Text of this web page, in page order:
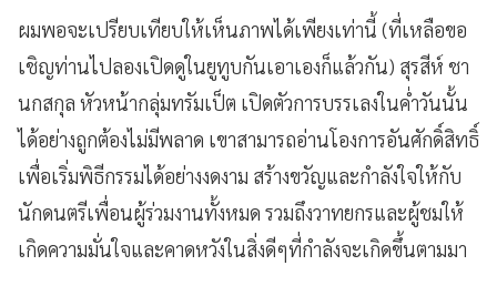
ผมพอจะเปรียบเทียบให้เห็นภาพได้เพียงเท่านี้ (ที่เหลือขอ
เชิญท่านไปลองเปิดดูในยูทูบกันเอาเองก็แล้วกัน) สุรสีห์ ชา
นกสกุล หัวหน้ากลุ่มทรัมเป็ต เปิดตัวการบรรเลงในค่ำวันนั้น
ได้อย่างถูกต้องไม่มีพลาด เขาสามารถอ่านโองการอันศักดิ์สิทธิ์
เพื่อเริ่มพิธีกรรมได้อย่างงดงาม สร้างขวัญและกำลังใจให้กับ
นักดนตรีเพื่อนผู้ร่วมงานทั้งหมด รวมถึงวาทยกรและผู้ชมให้
เกิดความมั่นใจและคาดหวังในสิ่งดีๆที่กำลังจะเกิดขึ้นตามมา